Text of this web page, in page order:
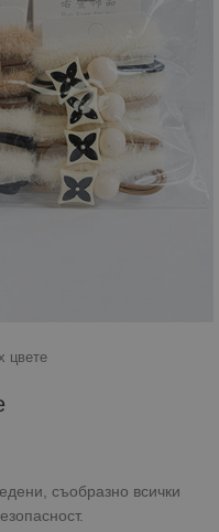
цвете
съобразно всички